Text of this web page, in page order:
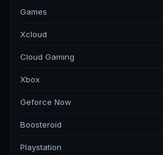
Games
Xcloud
Cloud Gaming
Xbox
Geforce Now
Boosteroid
Playstation